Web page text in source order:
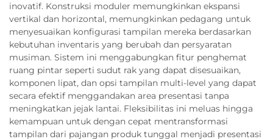
inovatif. Konstruksi moduler memungkinkan ekspansi
vertikal dan horizontal, memungkinkan pedagang untuk
menyesuaikan konfigurasi tampilan mereka berdasarkan
kebutuhan inventaris yang berubah dan persyaratan
musiman. Sistem ini menggabungkan fitur penghemat
ruang pintar seperti sudut rak yang dapat disesuaikan,
komponen lipat, dan opsi tampilan multi-level yang dapat
secara efektif menggandakan area presentasi tanpa
meningkatkan jejak lantai. Fleksibilitas ini meluas hingga
kemampuan untuk dengan cepat mentransformasi
tampilan dari pajangan produk tunggal menjadi presentasi